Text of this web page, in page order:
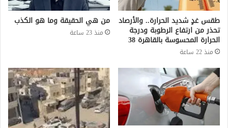
طقس غدٍ شديد الحرارة.. والأرصاد
تحذر من ارتفاع الرطوبة ودرجة
الحرارة المحسوسة بالقاهرة 38
منذ 22 ساعة
من هي الحقيقة وما هو الكذب
منذ 23 ساعة